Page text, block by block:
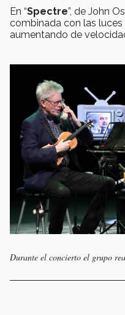
En “Spectre”, de John
combinada con las
aumentando de
Durante el concierto el grupo